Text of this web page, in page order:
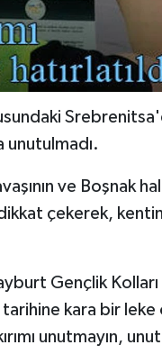
unutulmadı.
ve Boşnak
çekerek,
Gençlik Kolları
tarihine kara bir
unutmayın,